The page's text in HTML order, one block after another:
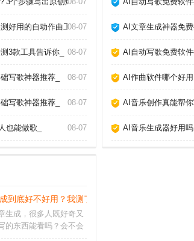
”的坑，找到最适合自
好用的自动作曲工具_
08-07
3款工具告诉你_ 08-07
写歌神器推荐_ 08-07
写歌神器推荐_ 08-07
也能做歌_ 08-07
版税
AI文章生成神器免
AI自动写歌免费软
AI作曲软件哪个好
AI音乐创作真能帮
AI音乐生成器好用
到底好不好用？我测了10个工具告诉你真相_
生成，很多人既好奇又
的东西能看吗？会不会